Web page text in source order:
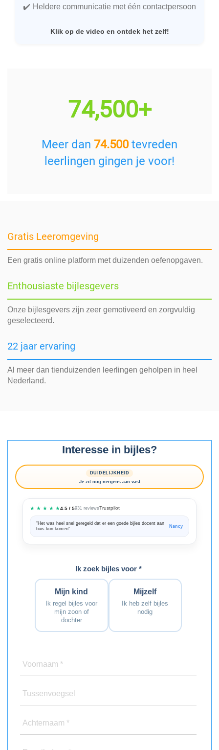
Heldere communicatie met één contactpersoon
Klik op de video en ontdek het zelf!
74,500+
Meer dan 74.500tevreden
leerlingen gingen je voor!
Gratis Leeromgeving
Een gratis online platform met duizenden oefenopgaven.
Enthousiaste bijlesgevers
Onze bijlesgevers zijn zeer gemotiveerd en zorgvuldig
geselecteerd.
22 jaar ervaring
Al meer dan tienduizenden leerlingen geholpen in heel
Nederland.
Interesse in bijles?
DUIDELIJKHEID
Je zit nog nergens aan vast
★ ★ ★ ★ ★4.5 / 5931 reviewsTrustpilot
“Het was heel snel geregeld dat er een goede bijles docent aan
huis kon komen”
Nancy
Ik zoek bijles voor *
Mijn kind
Ik regel bijles voor
mijn zoon of
dochter
Mijzelf
Ik heb zelf bijles
nodig
Voornaam *
Tussenvoegsel
Achternaam *